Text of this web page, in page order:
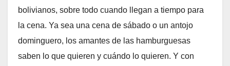
bolivianos, sobre todo cuando llegan a tiempo para
la cena. Ya sea una cena de sábado o un antojo
dominguero, los amantes de las hamburguesas
saben lo que quieren y cuándo lo quieren. Y con